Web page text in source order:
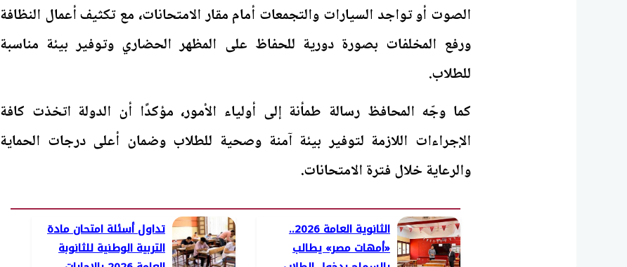
الصوت أو تواجد السيارات والتجمعات أمام مقار الامتحانات، مع تكثيف أعمال النظافة
ورفع المخلفات بصورة دورية للحفاظ على المظهر الحضاري وتوفير بيئة مناسبة
للطلاب.
كما وجّه المحافظ رسالة طمأنة إلى أولياء الأمور، مؤكدًا أن الدولة اتخذت كافة
الإجراءات اللازمة لتوفير بيئة آمنة وصحية للطلاب وضمان أعلى درجات الحماية
والرعاية خلال فترة الامتحانات.
الثانوية العامة 2026..
«أمهات مصر» يطالب
تداول أسئلة امتحان مادة
التربية الوطنية للثانوبة